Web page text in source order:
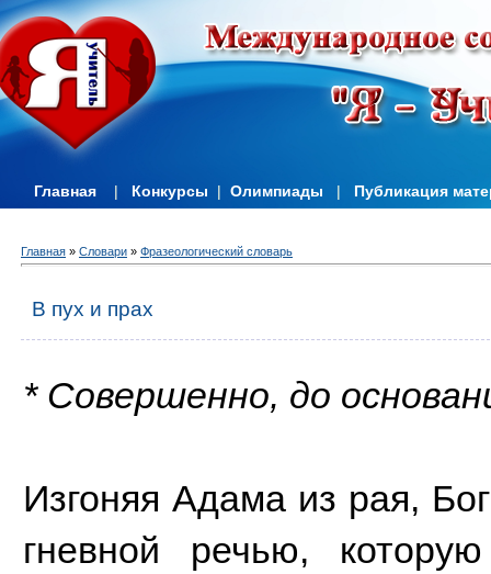
Главная | Конкурсы | Олимпиады | Публикация
Главная » Словари » Фразеологический словарь
В пух и прах
* Совершенно, до
Изгоняя Адама из рая,
гневной речью,